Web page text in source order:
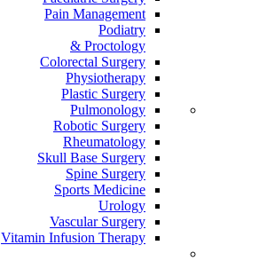
Pain Management
Podiatry
Proctology &
Colorectal Surgery
Physiotherapy
Plastic Surgery
Pulmonology
Robotic Surgery
Rheumatology
Skull Base Surgery
Spine Surgery
Sports Medicine
Urology
Vascular Surgery
Vitamin Infusion Therapy